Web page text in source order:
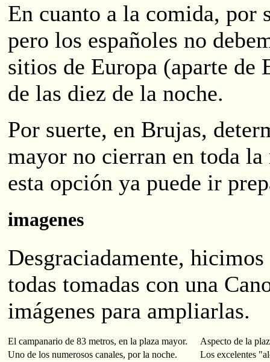
En cuanto a la comida, por
pero los españoles no
sitios de Europa (aparte de
de las diez de la noche.
Por suerte, en Brujas,
mayor no cierran en toda la
esta opción ya puede ir
imagenes
Desgraciadamente,
todas tomadas con una
imágenes para ampliarlas.
El campanario de 83 metros, en la plaza mayor.
Aspecto de la
Uno de los numerosos canales, por la noche.
Los excelentes